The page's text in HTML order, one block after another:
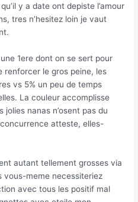
y a date ont depiste l’amour
tres n’hesitez loin je vaut
1ere dont on se sert pour
renforcer le gros peine, les
vs 5% un peu de temps
La couleur accomplisse
nanas n’osent pas du
atteste, elles-
autant tellement grosses via
vous-meme necessiteriez
avec tous les positif mal